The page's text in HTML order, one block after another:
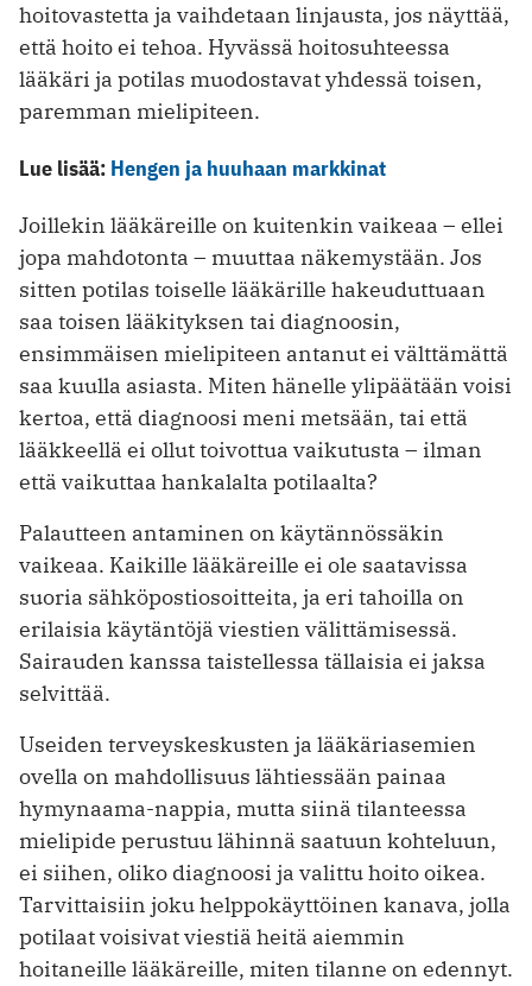
hoitovastetta ja vaihdetaan linjausta, jos näyttää,
että hoito ei tehoa. Hyvässä hoitosuhteessa
lääkäri ja potilas muodostavat yhdessä toisen,
paremman mielipiteen.
Lue lisää: Hengen ja huuhaan markkinat
Joillekin lääkäreille on kuitenkin vaikeaa – ellei
jopa mahdotonta – muuttaa näkemystään. Jos
sitten potilas toiselle lääkärille hakeuduttuaan
saa toisen lääkityksen tai diagnoosin,
ensimmäisen mielipiteen antanut ei välttämättä
saa kuulla asiasta. Miten hänelle ylipäätään voisi
kertoa, että diagnoosi meni metsään, tai että
lääkkeellä ei ollut toivottua vaikutusta – ilman
että vaikuttaa hankalalta potilaalta?
Palautteen antaminen on käytännössäkin
vaikeaa. Kaikille lääkäreille ei ole saatavissa
suoria sähköpostiosoitteita, ja eri tahoilla on
erilaisia käytäntöjä viestien välittämisessä.
Sairauden kanssa taistellessa tällaisia ei jaksa
selvittää.
Useiden terveyskeskusten ja lääkäriasemien
ovella on mahdollisuus lähtiessään painaa
hymynaama-nappia, mutta siinä tilanteessa
mielipide perustuu lähinnä saatuun kohteluun,
ei siihen, oliko diagnoosi ja valittu hoito oikea.
Tarvittaisiin joku helppokäyttöinen kanava, jolla
potilaat voisivat viestiä heitä aiemmin
hoitaneille lääkäreille, miten tilanne on edennyt.